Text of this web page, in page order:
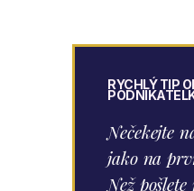
RYCHLÝ TIP
Nečekejte
jako na
Než